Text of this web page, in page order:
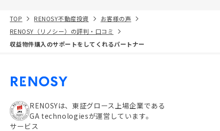
TOP RENOSY不動産投資
お客様の声
RENOSY（リノシー）の評判・口コミ
収益物件購入のサポートをしてくれるパートナー
RENOSYは、東証グロース上場企業である
GA technologiesが運営しています。
サービス